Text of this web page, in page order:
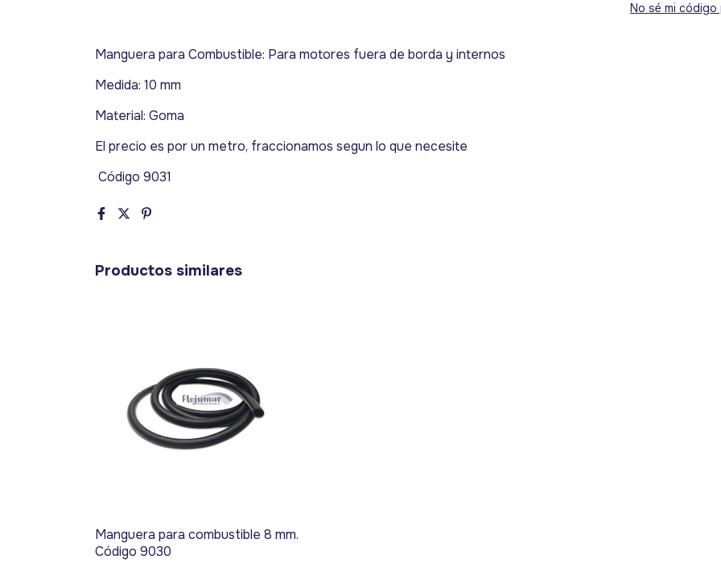
No sé mi código
Manguera para Combustible: Para motores fuera de borda y internos
Medida: 10 mm
Material: Goma
El precio es por un metro, fraccionamos segun lo que necesite
Código 9031
Productos similares
Manguera para combustible 8 mm.
Código 9030